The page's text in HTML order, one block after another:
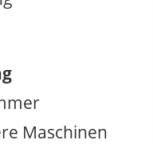
Maschinen